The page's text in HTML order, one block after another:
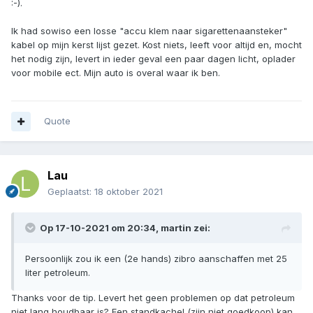
:-).
Ik had sowiso een losse "accu klem naar sigarettenaansteker"
kabel op mijn kerst lijst gezet. Kost niets, leeft voor altijd en, mocht
het nodig zijn, levert in ieder geval een paar dagen licht, oplader
voor mobile ect. Mijn auto is overal waar ik ben.
Quote
Lau
Geplaatst: 18 oktober 2021
Op 17-10-2021 om 20:34, martin zei:
Persoonlijk zou ik een (2e hands) zibro aanschaffen met 25
liter petroleum.
Thanks voor de tip. Levert het geen problemen op dat petroleum